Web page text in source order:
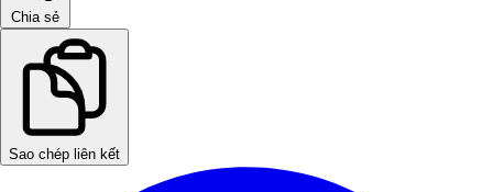
Chia sẻ
Sao chép liên kết